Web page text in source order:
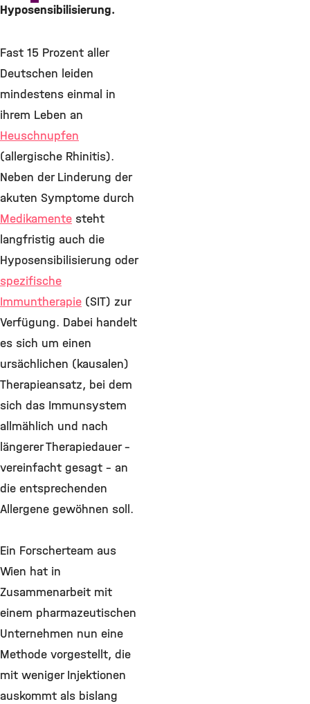
Hyposensibilisierung.
Fast 15 Prozent aller
Deutschen leiden
mindestens einmal in
ihrem Leben an
Heuschnupfen
(allergische Rhinitis).
Neben der Linderung der
akuten Symptome durch
Medikamente steht
langfristig auch die
Hyposensibilisierung oder
spezifische
Immuntherapie (SIT) zur
Verfügung. Dabei handelt
es sich um einen
ursächlichen (kausalen)
Therapieansatz, bei dem
sich das Immunsystem
allmählich und nach
längerer Therapiedauer -
vereinfacht gesagt - an
die entsprechenden
Allergene gewöhnen soll.
Ein Forscherteam aus
Wien hat in
Zusammenarbeit mit
einem pharmazeutischen
Unternehmen nun eine
Methode vorgestellt, die
mit weniger Injektionen
auskommt als bislang